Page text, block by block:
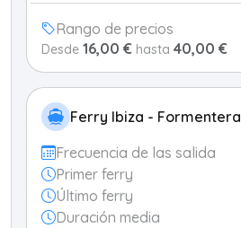
Rango de precios
Desde 16,00 € hasta 40,00 €
Ferry Ibiza - Formentera
Frecuencia de las salida
Primer ferry
Último ferry
Duración media